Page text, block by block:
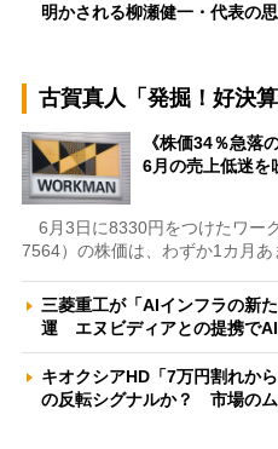
明かされる柳瀬健一・代表の
古賀真人「発掘！好決算
《株価34％急落
6月の売上低迷
6月3日に8330円をつけたワー
7564）の株価は、わずか1カ月あ
三菱重工が「AIインフラの新
運 エヌビディアとの提携で
キオクシアHD「7万円割れか
の反転シグナルか？ 市場の